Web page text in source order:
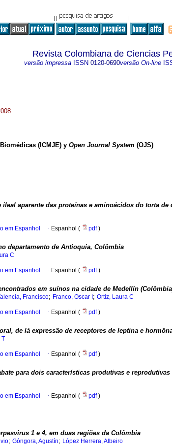
Revista Colombiana de Ciencias
versão impressa ISSN 0120-0690versão On-line
(ICMJE) y Open Journal System (OJS)
aparente das proteínas e aminoácidos do torta de
em Espanhol · Espanhol ( pdf)
departamento de Antioquia, Colômbia
C
em Espanhol · Espanhol ( pdf)
em suínos na cidade de Medellín
Francisco; Franco, Oscar I ; Ortiz, Laura C
em Espanhol · Espanhol ( pdf)
de lá expressão de receptores de leptina e
T
em Espanhol · Espanhol ( pdf)
para dois características produtivas e
em Espanhol · Espanhol ( pdf)
1 e 4, em duas regiões da Colômbia
; Góngora, Agustín; López Herrera, Albeiro